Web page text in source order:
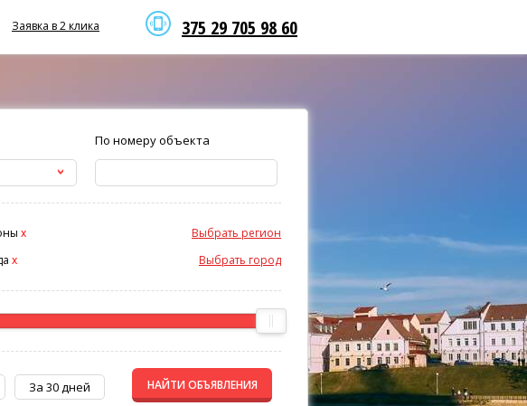
375 29 705 98 60
Заявка в 2 клика
По номеру объекта
Выбрать регион
x
Выбрать город
x
За 30 дней НАЙТИ ОБЪЯВЛЕНИЯ